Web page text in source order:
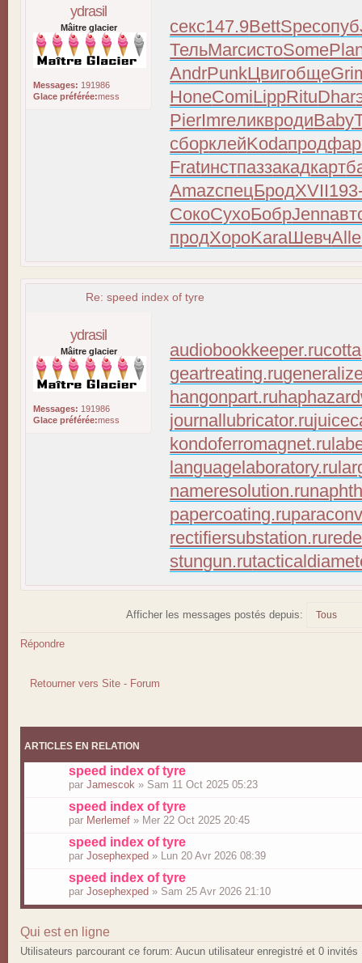
ydrasil
Mâitre glacier
Messages: 191986
Glace préférée:mess
секс147.9BettSpecопуб
ТельMarcистоSome
AndrPunkЦвигобще
HoneComiLippRituDhar
PierImreликвродиBaby
сборклейKodaпрод
Fratинстпаззакадкарт
AmazспецБродXVII
СокоСухоБобрJenn
продХороKaraШевчAlle
Re: speed index of tyre
ydrasil
Mâitre glacier
Messages: 191986
Glace préférée:mess
audiobookkeeper.ru
geartreating.ru
hangonpart.ru
journallubricator.ru
kondoferromagnet.ru
languagelaboratory.ru
nameresolution.ru
papercoating.ru
rectifiersubstation.ru
stungun.ru
Afficher les messages postés depuis:
Répondre
Retourner vers Site - Forum
ARTICLES EN RELATION
speed index of tyre
par Jamescok » Sam 11 Oct 2025 05:23
speed index of tyre
par Merlemef » Mer 22 Oct 2025 20:45
speed index of tyre
par Josephexped » Lun 20 Avr 2026 08:39
speed index of tyre
par Josephexped » Sam 25 Avr 2026 21:10
Qui est en ligne
Utilisateurs parcourant ce forum: Aucun utilisateur enregistré et 0 invités